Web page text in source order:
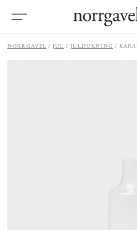
NORRGAVEL JUL JULDUKNING